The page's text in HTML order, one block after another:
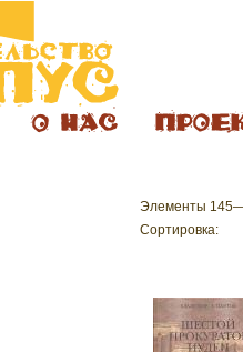
Элементы
Сортировка: